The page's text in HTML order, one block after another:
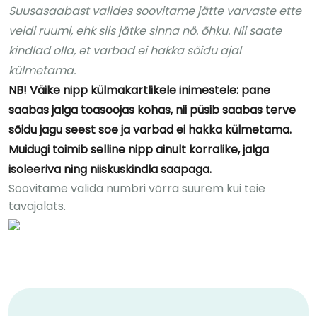
Suusasaabast valides soovitame jätte varvaste ette
veidi ruumi, ehk siis jätke sinna nö. õhku. Nii saate
kindlad olla, et varbad ei hakka sõidu ajal
külmetama.
NB! Väike nipp külmakartlikele inimestele: pane
saabas jalga toasoojas kohas, nii püsib saabas terve
sõidu jagu seest soe ja varbad ei hakka külmetama.
Muidugi toimib selline nipp ainult korralike, jalga
isoleeriva ning niiskuskindla saapaga.
Soovitame valida numbri võrra suurem kui teie
tavajalats.